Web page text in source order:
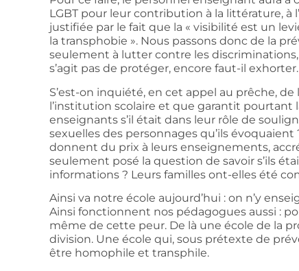
LGBT pour leur contribution à la littérature, à
justifiée par le fait que la « visibilité est un
la transphobie ». Nous passons donc de la
seulement à lutter contre les
s’agit pas de protéger, encore faut-il exhorter.
S’est-on inquiété, en cet appel au prêche,
l’institution scolaire et que garantit pourtant
enseignants s’il était dans leur rôle de
sexuelles des personnages qu’ils
donnent du prix à leurs enseignements,
seulement posé la question de savoir s’ils
informations ? Leurs familles ont-elles été
Ainsi va notre école aujourd’hui : on n’y
Ainsi fonctionnent nos pédagogues aussi :
même de cette peur. De là une école de la
division. Une école qui, sous prétexte de
être homophile et transphile.